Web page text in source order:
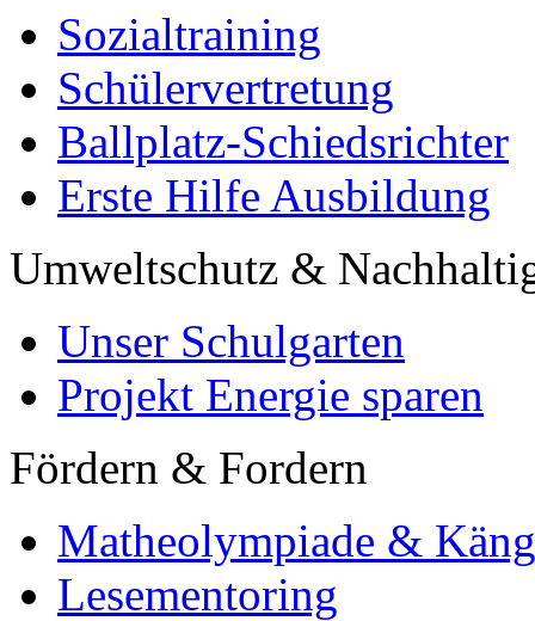
Sozialtraining
Schülervertretung
Ballplatz-Schiedsrichter
Erste Hilfe Ausbildung
Umweltschutz &
Unser Schulgarten
Projekt Energie sparen
Fördern & Fordern
Matheolympiade &
Lesementoring